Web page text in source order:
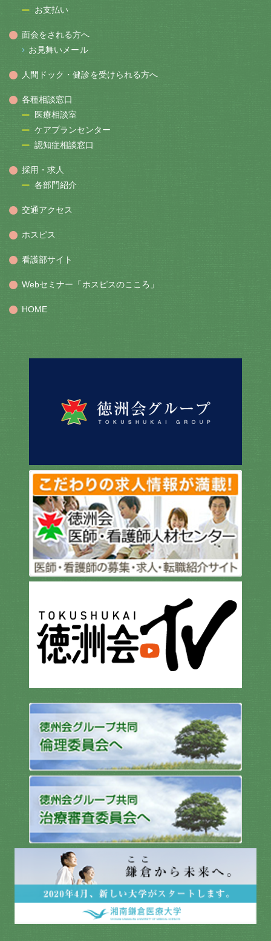
お支払い
面会をされる方へ
お見舞いメール
人間ドック・健診を受けられる方へ
各種相談窓口
医療相談室
ケアプランセンター
認知症相談窓口
採用・求人
各部門紹介
交通アクセス
ホスピス
看護部サイト
Webセミナー「ホスピスのこころ」
HOME